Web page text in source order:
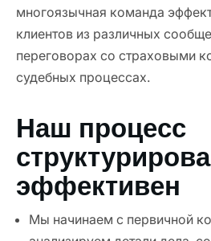
многоязычная команда
клиентов из различных
переговорах со страховыми
судебных процессах.
Наш процесс
эффективен
Мы начинаем с первичной